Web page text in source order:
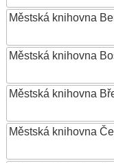
Městská knihovna
Městská knihovna
Městská knihovna
Městská knihovna